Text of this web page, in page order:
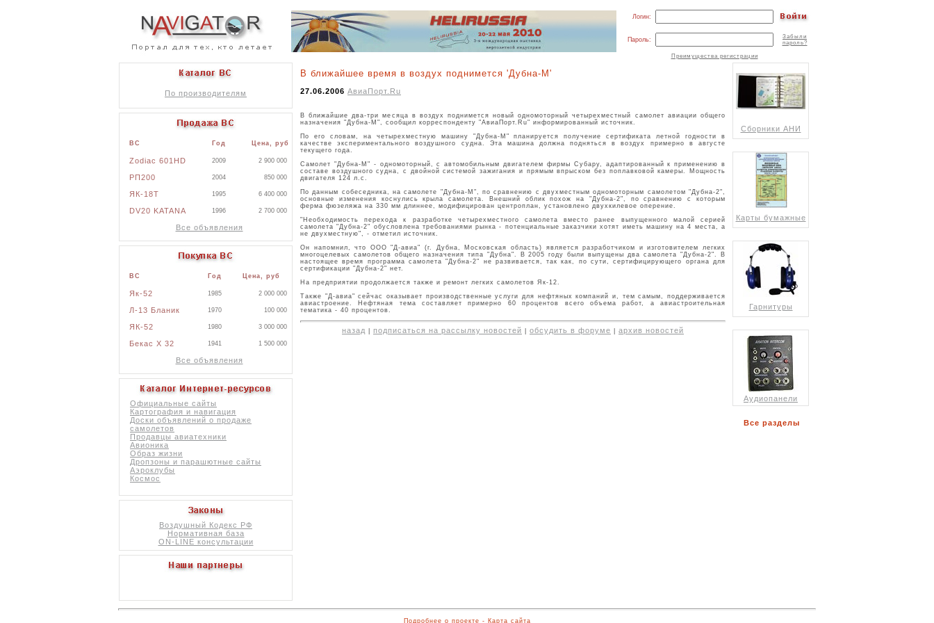
Логин:
Пароль:
Забыли
пароль?
Преимущества регистрации
По производителям
ВС Год Цена, руб
Zodiac 601HD 2009 2 900 000
РП200 2004 850 000
ЯК-18Т 1995 6 400 000
DV20 KATANA 1996 2 700 000
Все объявления
ВС Год Цена, руб
Як-52 1985 2 000 000
Л-13 Бланик 1970 100 000
ЯК-52 1980 3 000 000
Бекас X 32 1941 1 500 000
Все объявления
Официальные сайты
Картография и навигация
Доски объявлений о продаже
самолетов
Продавцы авиатехники
Авионика
Образ жизни
Дропзоны и парашютные сайты
Аэроклубы
Космос
Воздушный Кодекс РФ
Нормативная база
ON-LINE консультации
В ближайшее время в воздух поднимется 'Дубна-М'
27.06.2006 АвиаПорт.Ru
В ближайшие два-три месяца в воздух поднимется новый одномоторный четырехместный самолет авиации общего
назначения "Дубна-М", сообщил корреспонденту "АвиаПорт.Ru" информированный источник.
По его словам, на четырехместную машину "Дубна-М" планируется получение сертификата летной годности в
качестве экспериментального воздушного судна. Эта машина должна подняться в воздух примерно в августе
текущего года.
Самолет "Дубна-М" - одномоторный, с автомобильным двигателем фирмы Субару, адаптированный к применению в
составе воздушного судна, с двойной системой зажигания и прямым впрыском без поплавковой камеры. Мощность
двигателя 124 л.с.
По данным собеседника, на самолете "Дубна-М", по сравнению с двухместным одномоторным самолетом "Дубна-2",
основные изменения коснулись крыла самолета. Внешний облик похож на "Дубна-2", по сравнению с которым
ферма фюзеляжа на 330 мм длиннее, модифицирован центроплан, установлено двухкилевое оперение.
"Необходимость перехода к разработке четырехместного самолета вместо ранее выпущенного малой серией
самолета "Дубна-2" обусловлена требованиями рынка - потенциальные заказчики хотят иметь машину на 4 места, а
не двухместную", - отметил источник.
Он напомнил, что ООО "Д-авиа" (г. Дубна, Московская область) является разработчиком и изготовителем легких
многоцелевых самолетов общего назначения типа "Дубна". В 2005 году были выпущены два самолета "Дубна-2". В
настоящее время программа самолета "Дубна-2" не развивается, так как, по сути, сертифицирующего органа для
сертификации "Дубна-2" нет.
На предприятии продолжается также и ремонт легких самолетов Як-12.
Также "Д-авиа" сейчас оказывает производственные услуги для нефтяных компаний и, тем самым, поддерживается
авиастроение. Нефтяная тема составляет примерно 60 процентов всего объема работ, а авиастроительная
тематика - 40 процентов.
назад подписаться на рассылку новостей обсудить в форуме архив новостей
Сборники АНИ
Карты бумажные
Гарнитуры
Аудиопанели
Все разделы
Подробнее о проекте - Карта сайта